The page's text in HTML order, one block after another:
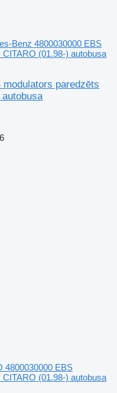
Benz 4800030000 EBS
(01.98-) autobusa
modulators paredzēts
4800030000 EBS
(01.98-) autobusa